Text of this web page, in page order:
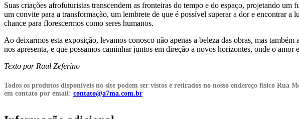
Suas criações afrofuturistas transcendem as fronteiras do tempo e do espaço, projetando
um convite para a transformação, um lembrete de que é possível superar a dor e encontrar
chance para florescermos como seres humanos.
Ao deixarmos esta exposição, levamos conosco não apenas a beleza das obras, mas
nos apresenta, e que possamos caminhar juntos em direção a novos horizontes, onde o amor
Texto por Raul Zeferino
Todos os produtos disponíveis no site podem ser vistos e retirados no nosso endereço físico
em contato por email: contato@a7ma.com.br